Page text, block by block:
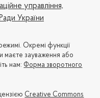
управління,
України
Окремі функції
маєте зауваження або
нам: Форма зворотного
Creative Commons